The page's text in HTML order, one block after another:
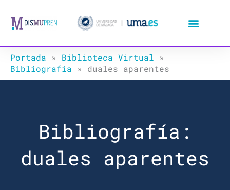
Portada » Biblioteca Virtual »
Bibliografía » duales aparentes
Bibliografía:
duales aparentes